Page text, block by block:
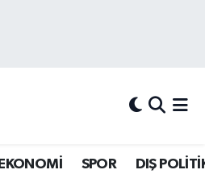
EKONOMİ SPOR DIŞ